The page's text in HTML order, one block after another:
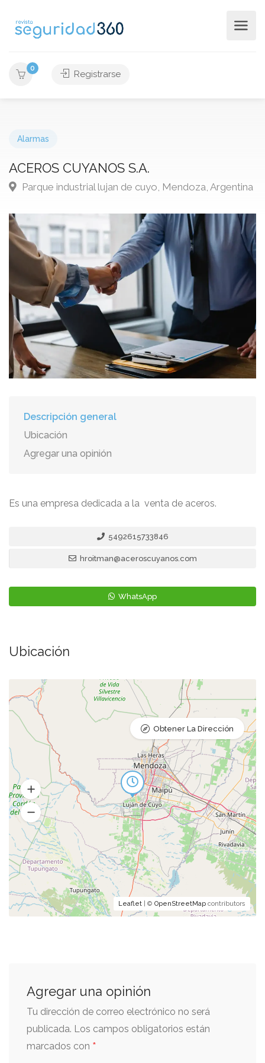
0
Registrarse
Alarmas
ACEROS CUYANOS S.A.
Parque industrial lujan de cuyo, Mendoza, Argentina
Descripción general
Ubicación
Agregar una opinión
Es una empresa dedicada a la venta de aceros.
5492615733846
hroitman@aceroscuyanos.com
WhatsApp
Ubicación
Leaflet | © OpenStreetMap contributors
Obtener La Dirección
Agregar una opinión
Tu dirección de correo electrónico no será
publicada. Los campos obligatorios están
marcados con *